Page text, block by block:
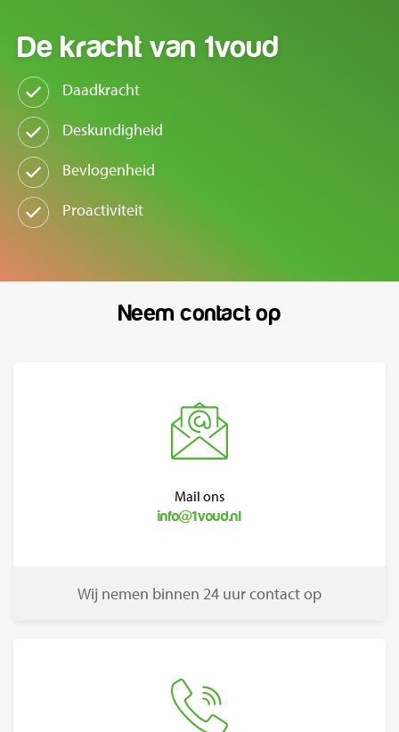
De kracht van 1voud
Daadkracht
Deskundigheid
Bevlogenheid
Proactiviteit
Neem contact op
Mail ons
info@1voud.nl
Wij nemen binnen 24 uur contact op